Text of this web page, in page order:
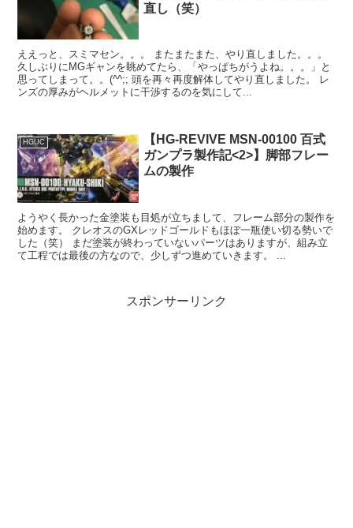
直し（笑）
ええっと、スミマセン。。。 またまたまた、やり直しました。。。
久しぶりにMGギャンを眺めてたら、「やっぱちがうよね。。。」と
思ってしまって。。(^^;; 頭を再々再度解体してやり直しました。 レ
ンズの厚みがヘルメットに干渉するのを気にして...
HGUC
【HG-REVIVE MSN-00100 百式
ガンプラ製作記<2>】脚部フレー
ムの製作
ようやく長かった金塗装も目処が立ちまして、フレーム部分の製作を
始めます。 クレオスのGXレッドゴールドもほぼ一瓶使い切る勢いで
した（笑） まだ塗装が終わっていないパーツはありますが、組み立
て工程では最後の方なので、少しずつ進めていきます。 ...
スポンサーリンク